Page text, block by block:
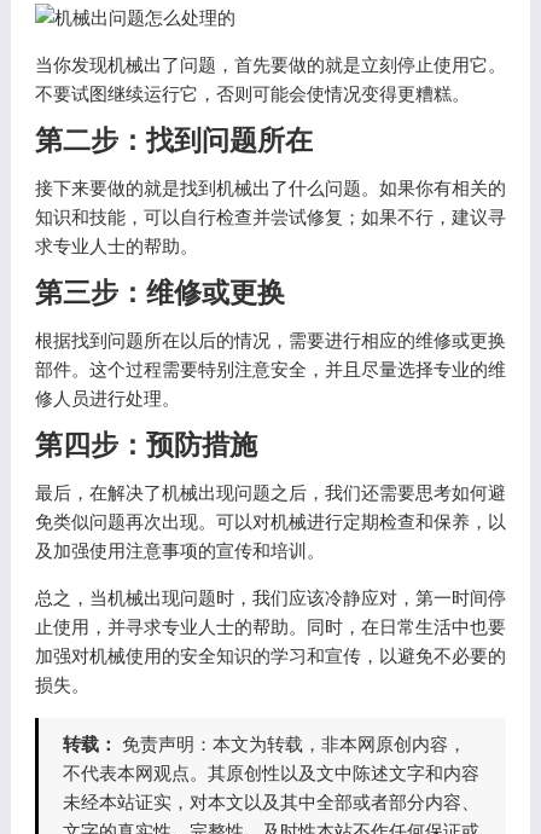
当你发现机械出了问题，首先要做的就是立刻停止使用它。
不要试图继续运行它，否则可能会使情况变得更糟糕。
第二步：找到问题所在
接下来要做的就是找到机械出了什么问题。如果你有相关的
知识和技能，可以自行检查并尝试修复；如果不行，建议寻
求专业人士的帮助。
第三步：维修或更换
根据找到问题所在以后的情况，需要进行相应的维修或更换
部件。这个过程需要特别注意安全，并且尽量选择专业的维
修人员进行处理。
第四步：预防措施
最后，在解决了机械出现问题之后，我们还需要思考如何避
免类似问题再次出现。可以对机械进行定期检查和保养，以
及加强使用注意事项的宣传和培训。
总之，当机械出现问题时，我们应该冷静应对，第一时间停
止使用，并寻求专业人士的帮助。同时，在日常生活中也要
加强对机械使用的安全知识的学习和宣传，以避免不必要的
损失。
转载： 免责声明：本文为转载，非本网原创内容，
不代表本网观点。其原创性以及文中陈述文字和内容
未经本站证实，对本文以及其中全部或者部分内容、